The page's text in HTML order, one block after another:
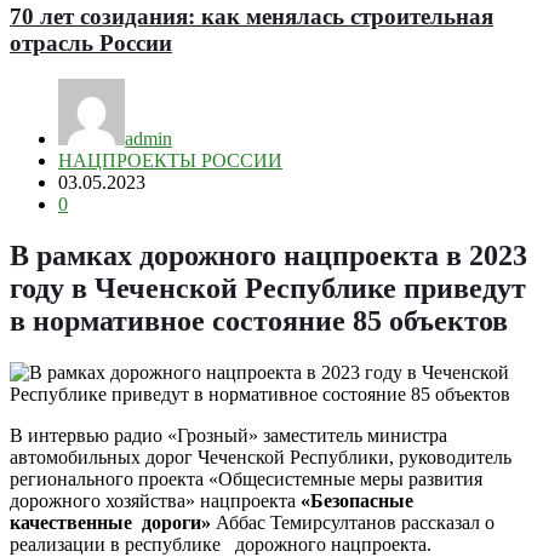
70 лет созидания: как менялась строительная
отрасль России
admin
НАЦПРОЕКТЫ РОССИИ
03.05.2023
0
В рамках дорожного нацпроекта в 2023
году в Чеченской Республике приведут
в нормативное состояние 85 объектов
В интервью радио «Грозный» заместитель министра
автомобильных дорог Чеченской Республики, руководитель
регионального проекта «Общесистемные меры развития
дорожного хозяйства» нацпроекта «Безопасные
качественные дороги» Аббас Темирсултанов рассказал о
реализации в республике дорожного нацпроекта.